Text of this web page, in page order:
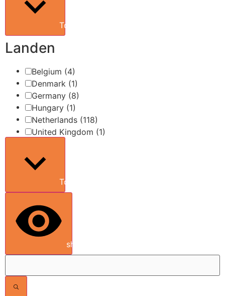
Toon meer
Landen
Belgium (4)
Denmark (1)
Germany (8)
Hungary (1)
Netherlands (118)
United Kingdom (1)
Toon meer
show results